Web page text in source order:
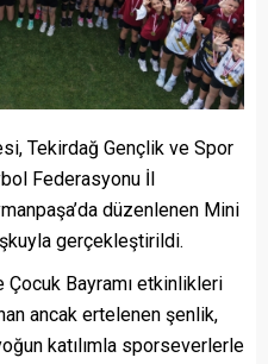
Tekirdağ Gençlik ve Spor
Federasyonu İl
düzenlenen Mini
gerçekleştirildi.
Bayramı etkinlikleri
ancak ertelenen şenlik,
katılımla sporseverlerle